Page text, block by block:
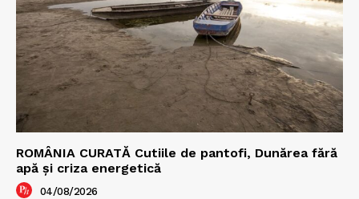
ROMÂNIA CURATĂ Cutiile de pantofi, Dunărea fără
apă și criza energetică
04/08/2026